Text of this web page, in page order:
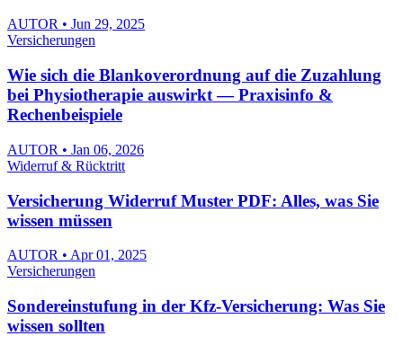
AUTOR • Jun 29, 2025
Versicherungen
Wie sich die Blankoverordnung auf die Zuzahlung
bei Physiotherapie auswirkt — Praxisinfo &
Rechenbeispiele
AUTOR • Jan 06, 2026
Widerruf & Rücktritt
Versicherung Widerruf Muster PDF: Alles, was Sie
wissen müssen
AUTOR • Apr 01, 2025
Versicherungen
Sondereinstufung in der Kfz-Versicherung: Was Sie
wissen sollten